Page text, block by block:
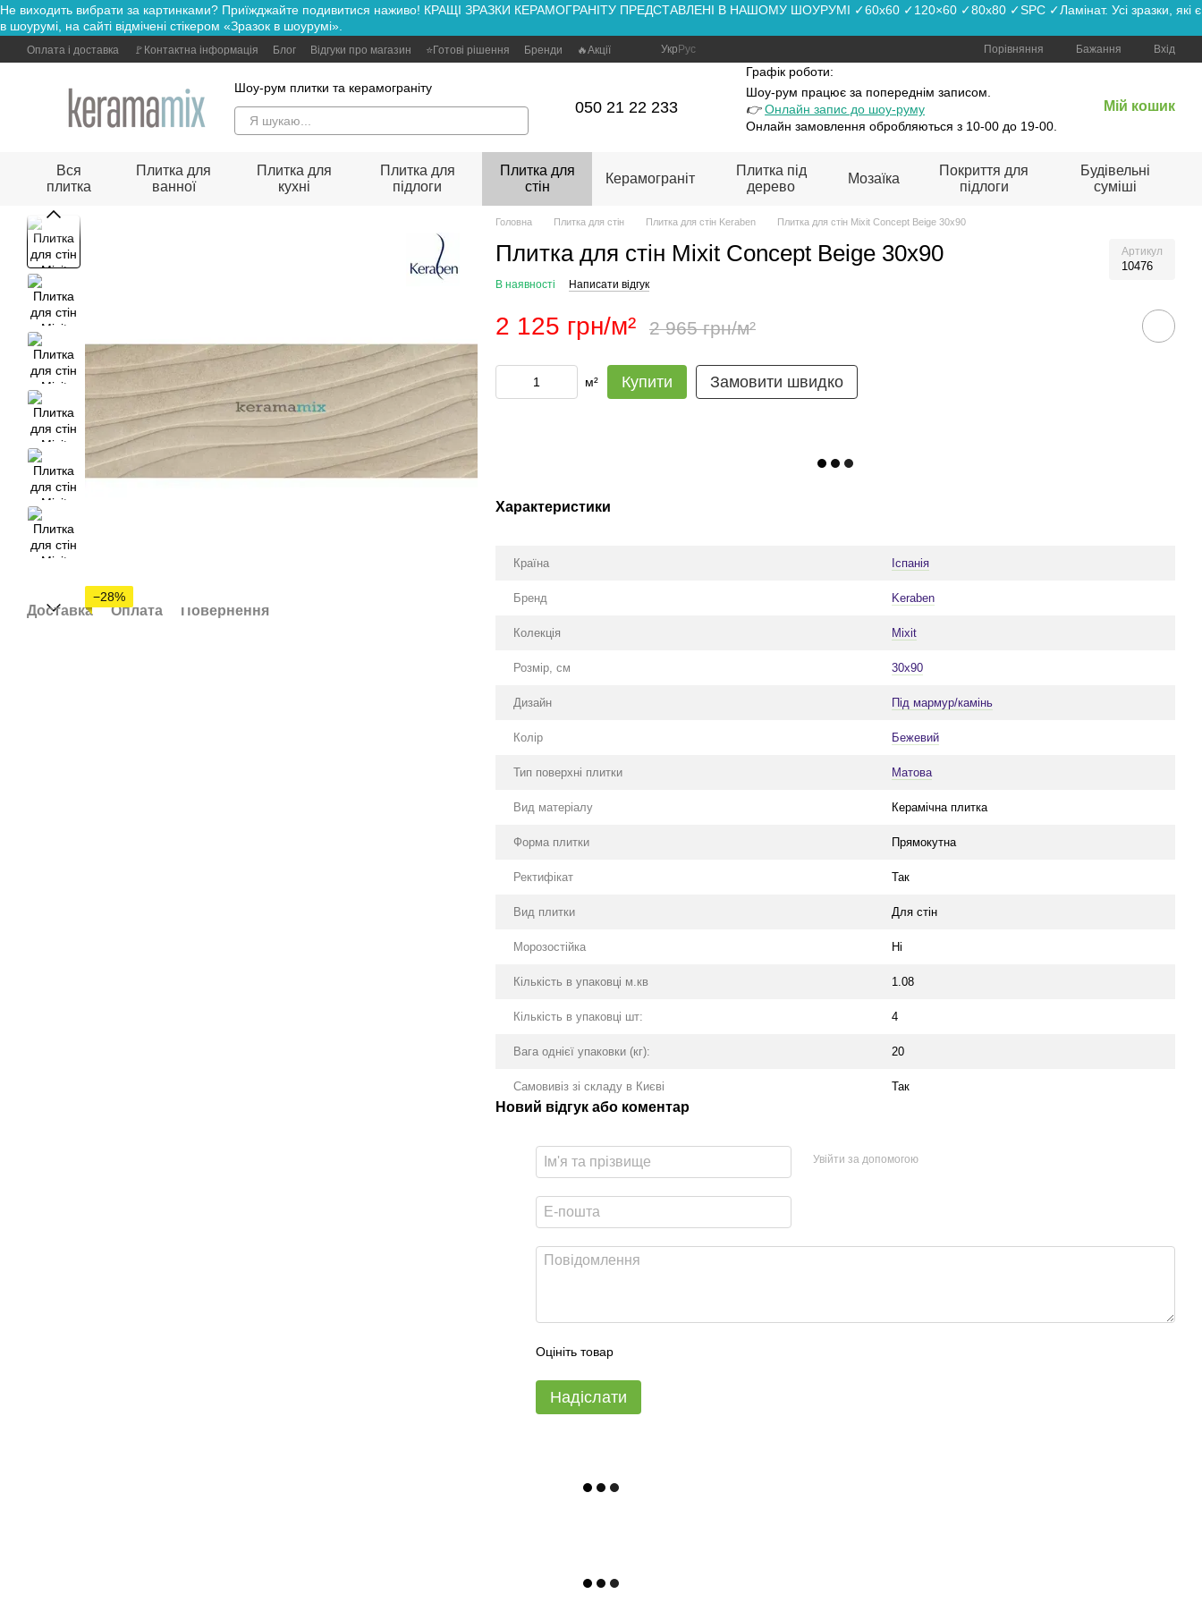
Перейти до основного контенту
Не виходить вибрати за картинками? Приїжджайте подивитися наживо! КРАЩІ ЗРАЗКИ КЕРАМОГРАНІТУ ПРЕДСТАВЛЕНІ В НАШОМУ ШОУРУМІ ✓60x60 ✓120×60 ✓80x80 ✓SPC ✓Ламінат. Усі зразки, які є
в шоурумі, на сайті відмічені стікером «Зразок в шоурумі».
Оплата і доставка 🚩Контактна інформація Блог Відгуки про магазин ⭐Готові рішення Бренди 🔥Акції Укр Рус Порівняння Бажання Вхід
Шоу-рум плитки та керамограніту
050 21 22 233
Графік роботи:
Шоу-рум працюєза попереднім записом.
👉Онлайн запис до шоу-руму
Онлайн замовлення обробляються з 10-00 до 19-00.
Мій кошик
Вся
плитка
Плитка для
ванної
Плитка для
кухні
Плитка для
підлоги
Плитка для
стін
Керамограніт
Плитка під
дерево
Мозаїка
Покриття для
підлоги
Будівельні
суміші
−28%
Доставка Оплата Повернення
Головна Плитка для стін Плитка для стін Keraben Плитка для стін Mixit Concept Beige 30x90
Плитка для стін Mixit Concept Beige 30x90 Артикул
10476
В наявності Написати відгук
2 125 грн/м² 2 965 грн/м²
м² Купити Замовити швидко
Характеристики
Країна Іспанія
Бренд Keraben
Колекція Mixit
Розмір, см 30x90
Дизайн Під мармур/камінь
Колір Бежевий
Тип поверхні плитки Матова
Вид матеріалу Керамічна плитка
Форма плитки Прямокутна
Ректифікат Так
Вид плитки Для стін
Морозостійка Ні
Кількість в упаковці м.кв 1.08
Кількість в упаковці шт: 4
Вага однієї упаковки (кг): 20
Самовивіз зі складу в Києві Так
Новий відгук або коментар
Увійти за допомогою
Оцініть товар
Надіслати